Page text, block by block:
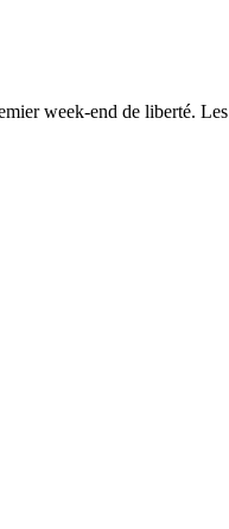
week-end de liberté.